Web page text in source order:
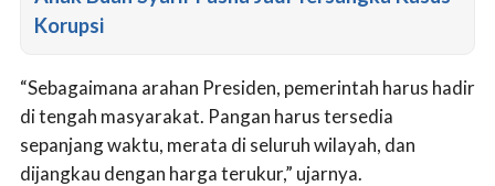
Korupsi
“Sebagaimana arahan Presiden, pemerintah harus hadir
di tengah masyarakat. Pangan harus tersedia
sepanjang waktu, merata di seluruh wilayah, dan
dijangkau dengan harga terukur,” ujarnya.